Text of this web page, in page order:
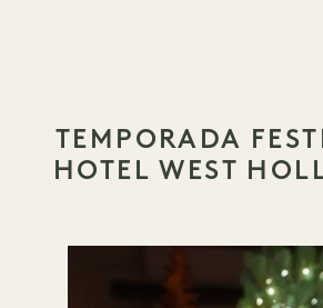
TEMPORADA
HOTEL WEST